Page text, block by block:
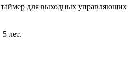
таймер для выходных управляющих
5 лет.